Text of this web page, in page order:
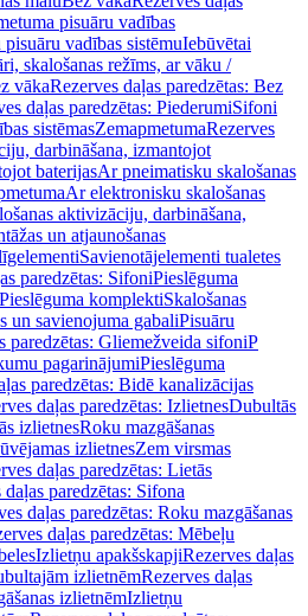
pisuāru vadības
vadības sistēmuIebūvētai
skalošanas režīms, ar vāku /
vākaRezerves daļas paredzētas: Bez
daļas paredzētas: PiederumiSifoni
sistēmasZemapmetumaRezerves
darbināšana, izmantojot
baterijasAr pneimatisku skalošanas
Ar elektronisku skalošanas
aktivizāciju, darbināšana,
un atjaunošanas
Savienotājelementi tualetes
paredzētas: SifoniPieslēguma
komplektiSkalošanas
un savienojuma gabaliPisuāru
paredzētas: Gliemežveida sifoniP
pagarinājumiPieslēguma
paredzētas: Bidē kanalizācijas
daļas paredzētas: IzlietnesDubultās
izlietnesRoku mazgāšanas
izlietnesZem virsmas
daļas paredzētas: Lietās
daļas paredzētas: Sifona
daļas paredzētas: Roku mazgāšanas
daļas paredzētas: Mēbeļu
Izlietņu apakšskapjiRezerves daļas
izlietnēmRezerves daļas
izlietnēmIzlietņu